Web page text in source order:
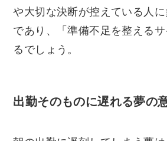
や大切な決断が控えている人
であり、「準備不足を整えるサ
るでしょう。
出勤そのものに遅れる夢の